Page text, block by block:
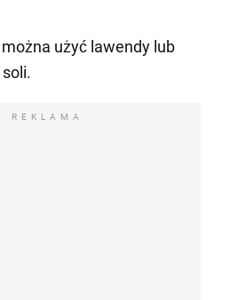
użyć lawendy lub
REKLAMA